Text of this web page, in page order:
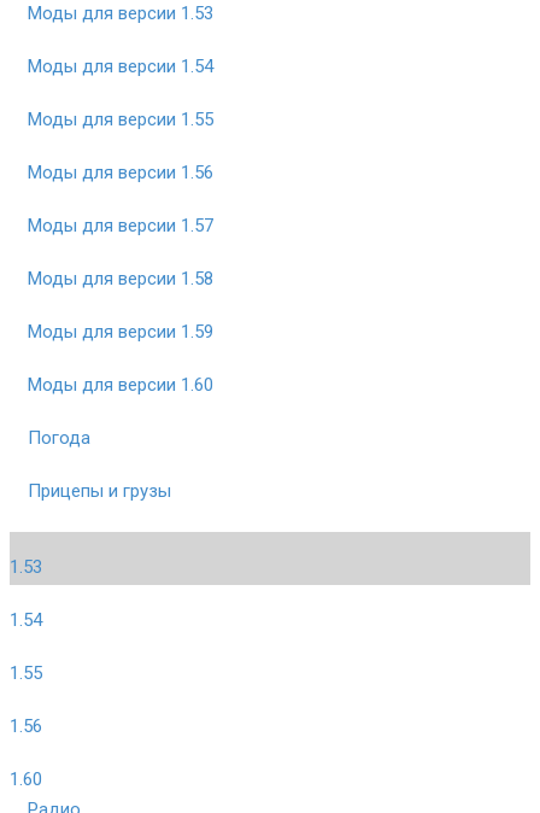
Моды для версии 1.53
Моды для версии 1.54
Моды для версии 1.55
Моды для версии 1.56
Моды для версии 1.57
Моды для версии 1.58
Моды для версии 1.59
Моды для версии 1.60
Погода
Прицепы и грузы
1.53
1.54
1.55
1.56
1.60